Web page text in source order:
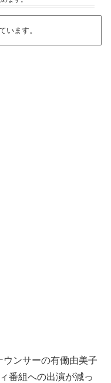
います。
ウンサーの有働由美子
番組への出演が減っ